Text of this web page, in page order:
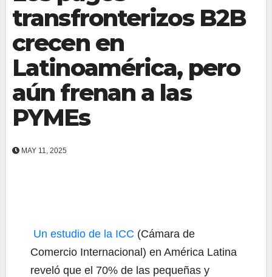
transfronterizos B2B
crecen en
Latinoamérica, pero
aún frenan a las
PYMEs
MAY 11, 2025
Un estudio de la ICC (Cámara de
Comercio Internacional) en América Latina
reveló que el 70% de las pequeñas y